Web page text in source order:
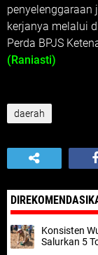
penyelenggaraan
kerjanya melalui
Perda BPJS
(Raniasti)
daerah
Konsisten
Salurkan 5